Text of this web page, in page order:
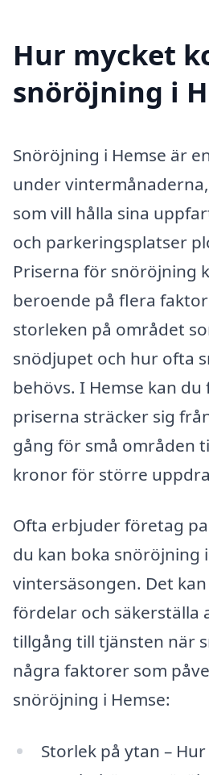
Hur mycket
snöröjning i
Snöröjning i Hemse är
under
som vill hålla sina
och parkeringsplatser
Priserna för snöröjning
beroende på flera
storleken på området
snödjupet och hur ofta
behövs. I Hemse kan
priserna sträcker sig
gång för små områden
kronor för större
Ofta erbjuder företag
du kan boka snöröjning
vintersäsongen. Det
fördelar och säkerställa
tillgång till tjänsten när
några faktorer som
snöröjning i Hemse:
Storlek på ytan –